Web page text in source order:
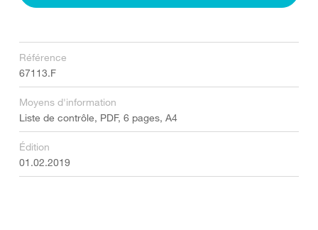
Référence
67113.F
Moyens d'information
Liste de contrôle, PDF, 6 pages, A4
Édition
01.02.2019